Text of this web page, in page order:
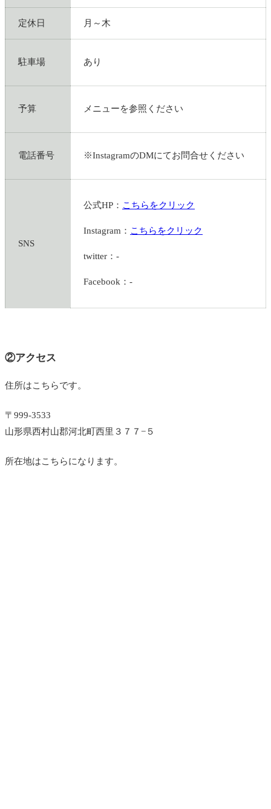
定休日 月～木
駐車場 あり
予算 メニューを参照ください
電話番号 ※InstagramのDMにてお問合せください
SNS
公式HP： こちらをクリック
Instagram： こちらをクリック
twitter：-
Facebook：-
②アクセス
住所はこちらです。
〒999-3533
山形県西村山郡河北町西里３７７−５
所在地はこちらになります。